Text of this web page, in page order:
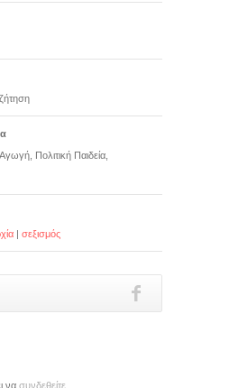
Πολιτική Παιδεία,
| σεξισμός
να συνδεθείτε